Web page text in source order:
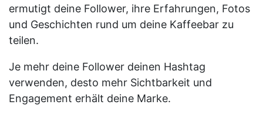
ermutigt deine Follower, ihre Erfahrungen, Fotos
und Geschichten rund um deine Kaffeebar zu
teilen.
Je mehr deine Follower deinen Hashtag
verwenden, desto mehr Sichtbarkeit und
Engagement erhält deine Marke.